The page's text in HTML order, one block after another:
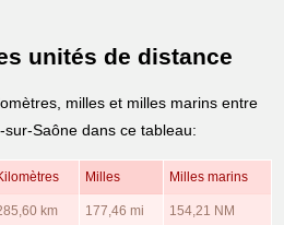
unités de distance
milles et milles marins entre
Saône dans ce tableau:
Milles Milles marins
km 177,46 mi 154,21 NM